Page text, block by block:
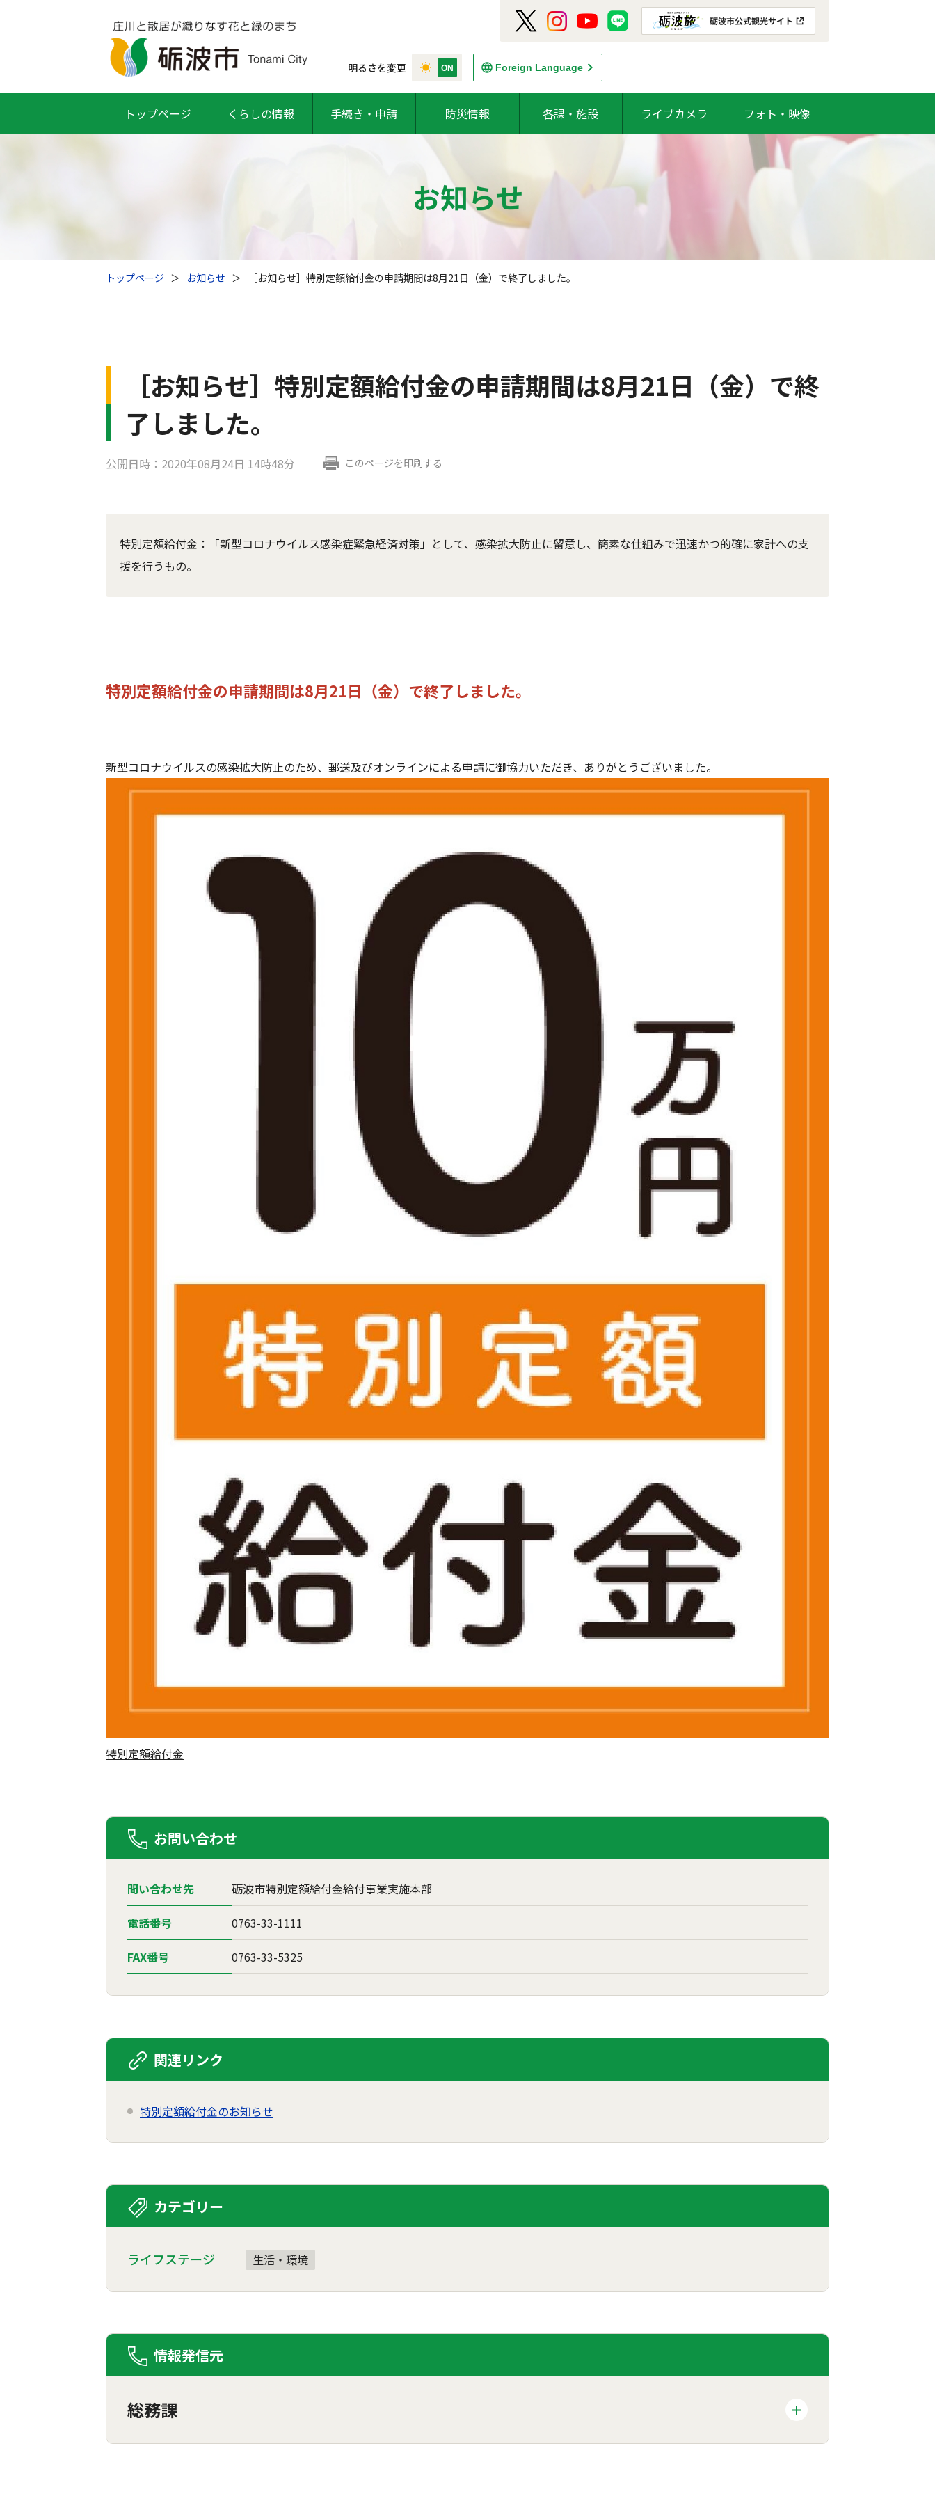
明るさを変更 Foreign Language
トップページ くらしの情報 手続き・申請 防災情報 各課・施設 ライブカメラ フォト・映像
お知らせ
トップページ ＞ お知らせ ＞ ［お知らせ］特別定額給付金の申請期間は8月21日（金）で終了しました。
［お知らせ］特別定額給付金の申請期間は8月21日（金）で終
了しました。
公開日時：2020年08月24日 14時48分 このページを印刷する
特別定額給付金：「新型コロナウイルス感染症緊急経済対策」として、感染拡大防止に留意し、簡素な仕組みで迅速かつ的確に家計への支
援を行うもの。
特別定額給付金の申請期間は8月21日（金）で終了しました。
新型コロナウイルスの感染拡大防止のため、郵送及びオンラインによる申請に御協力いただき、ありがとうございました。
特別定額給付金
お問い合わせ
問い合わせ先 砺波市特別定額給付金給付事業実施本部
電話番号 0763-33-1111
FAX番号 0763-33-5325
関連リンク
特別定額給付金のお知らせ
カテゴリー
ライフステージ 生活・環境
情報発信元
総務課